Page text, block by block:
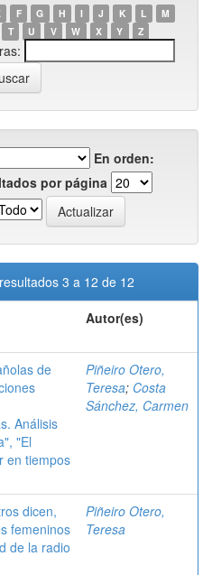
F G H I J K L
M
T U V W X Y Z
En orden:
por página
3 a 12 de 12
Autor(es)
de
Análisis
"El
en tiempos
Piñeiro Otero,
Teresa; Costa
Sánchez, Carmen
dicen,
femeninos
de la radio
Piñeiro Otero,
Teresa